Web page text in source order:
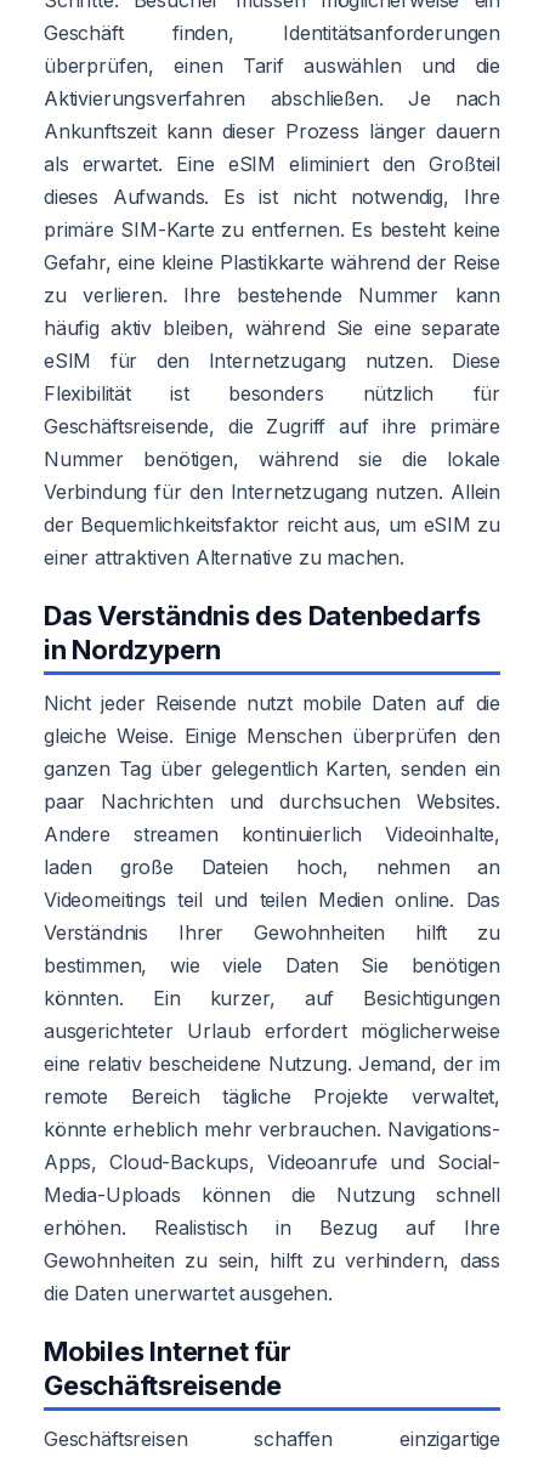
Geschäft finden, Identitätsanforderungen
überprüfen, einen Tarif auswählen und die
Aktivierungsverfahren abschließen. Je nach
Ankunftszeit kann dieser Prozess länger dauern
als erwartet. Eine eSIM eliminiert den Großteil
dieses Aufwands. Es ist nicht notwendig, Ihre
primäre SIM-Karte zu entfernen. Es besteht keine
Gefahr, eine kleine Plastikkarte während der Reise
zu verlieren. Ihre bestehende Nummer kann
häufig aktiv bleiben, während Sie eine separate
eSIM für den Internetzugang nutzen. Diese
Flexibilität ist besonders nützlich für
Geschäftsreisende, die Zugriff auf ihre primäre
Nummer benötigen, während sie die lokale
Verbindung für den Internetzugang nutzen. Allein
der Bequemlichkeitsfaktor reicht aus, um eSIM zu
einer attraktiven Alternative zu machen.
Das Verständnis des Datenbedarfs
in Nordzypern
Nicht jeder Reisende nutzt mobile Daten auf die
gleiche Weise. Einige Menschen überprüfen den
ganzen Tag über gelegentlich Karten, senden ein
paar Nachrichten und durchsuchen Websites.
Andere streamen kontinuierlich Videoinhalte,
laden große Dateien hoch, nehmen an
Videomeitings teil und teilen Medien online. Das
Verständnis Ihrer Gewohnheiten hilft zu
bestimmen, wie viele Daten Sie benötigen
könnten. Ein kurzer, auf Besichtigungen
ausgerichteter Urlaub erfordert möglicherweise
eine relativ bescheidene Nutzung. Jemand, der im
remote Bereich tägliche Projekte verwaltet,
könnte erheblich mehr verbrauchen. Navigations-
Apps, Cloud-Backups, Videoanrufe und Social-
Media-Uploads können die Nutzung schnell
erhöhen. Realistisch in Bezug auf Ihre
Gewohnheiten zu sein, hilft zu verhindern, dass
die Daten unerwartet ausgehen.
Mobiles Internet für
Geschäftsreisende
Geschäftsreisen schaffen einzigartige